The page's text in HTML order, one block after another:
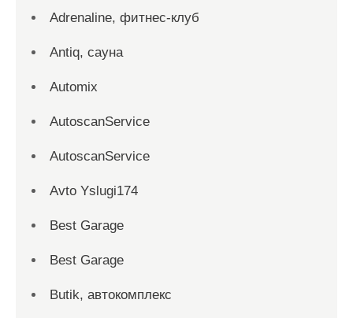
Adrenaline, фитнес-клуб
Antiq, сауна
Automix
AutoscanService
AutoscanService
Avto Yslugi174
Best Garage
Best Garage
Butik, автокомплекс